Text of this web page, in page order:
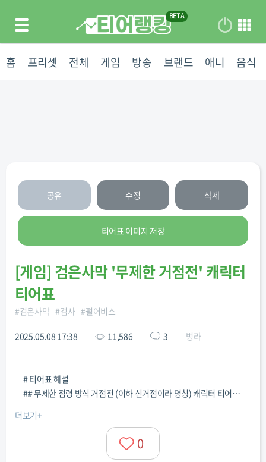
홈 프리셋 전체 게임 방송 브랜드 애니 음식
공유 수정 삭제
티어표 이미지 저장
[게임] 검은사막 '무제한 거점전' 캐릭터
티어표
#검은사막 #검사 #펄어비스
2025.05.08 17:38 11,586 3 벙라
# 티어표 해설
## 무제한 점령 방식 거점전 (이하 신거점이라 명칭) 캐릭터 티어표
*출시 순서대로 정렬하였으며 티어표 내 캐릭터 순서에 따른 성능
신거점에서해당 캐릭터가 플레이 가능한 역할 내에서 어느 정도의
더보기+
0